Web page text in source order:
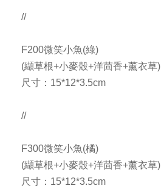
//
F200微笑小魚(綠)
(纈草根+小麥殼+洋茴香+薰衣草)
尺寸：15*12*3.5cm
//
F300微笑小魚(橘)
(纈草根+小麥殼+洋茴香+薰衣草)
尺寸：15*12*3.5cm